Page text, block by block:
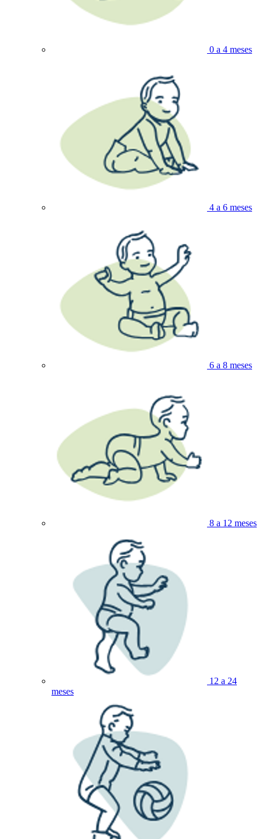
0 a 4 meses
4 a 6 meses
6 a 8 meses
8 a 12 meses
12 a 24
meses